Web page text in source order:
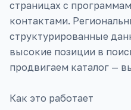
страницах с
контактами.
структурированные
высокие позиции в
продвигаем каталог —
Как это работает